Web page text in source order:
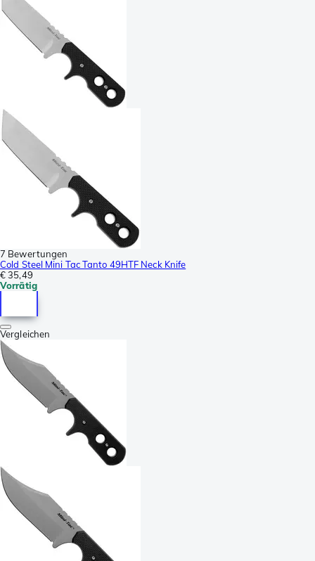
7 Bewertungen
Cold Steel Mini Tac Tanto 49HTF Neck Knife
€ 35,49
Vorrätig
Vergleichen